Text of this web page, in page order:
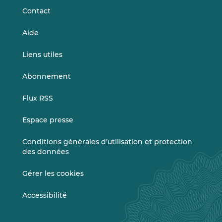
Contact
Aide
Liens utiles
Abonnement
Flux RSS
Espace presse
Conditions générales d’utilisation et protection
des données
Gérer les cookies
Accessibilité